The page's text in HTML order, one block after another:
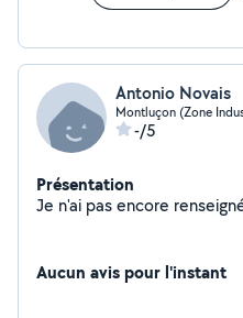
Antonio Novais
Montluçon (Zone
-/5
Présentation
Aucun avis pour l'instant